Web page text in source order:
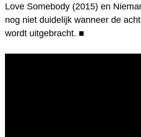
Love Somebody (2015) en
nog niet duidelijk wanneer de
wordt uitgebracht. ■